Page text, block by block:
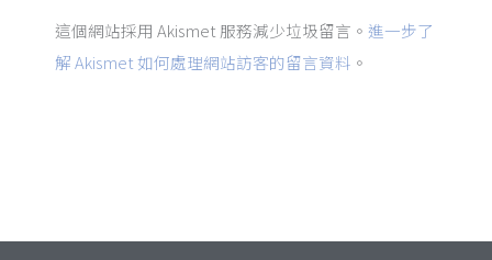
這個網站採用 Akismet 服務減少垃圾留言。 進一步了
解 Akismet 如何處理網站訪客的留言資料 。